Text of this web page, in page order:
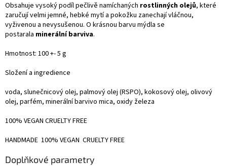
Obsahuje vysoký podíl pečlivě namíchaných rostlinných olejů, které
zaručují velmi jemné, hebké mytí a pokožku zanechají vláčnou,
vyživenou a nevysušenou. O krásnou barvu mýdla se
postarala minerální barviva.
Hmotnost: 100 +- 5 g
Složení a ingredience
voda, slunečnicový olej, palmový olej (RSPO), kokosový olej, olivový
olej, parfém, minerální barvivo mica, oxidy železa
100% VEGAN CRUELTY FREE
HANDMADE 100% VEGAN CRUELTY FREE
Doplňkové parametry